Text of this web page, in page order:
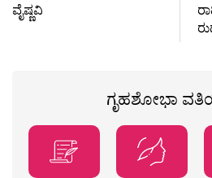
ವೈಷ್ಣವಿ
ಗೃಹಶೋಭಾ